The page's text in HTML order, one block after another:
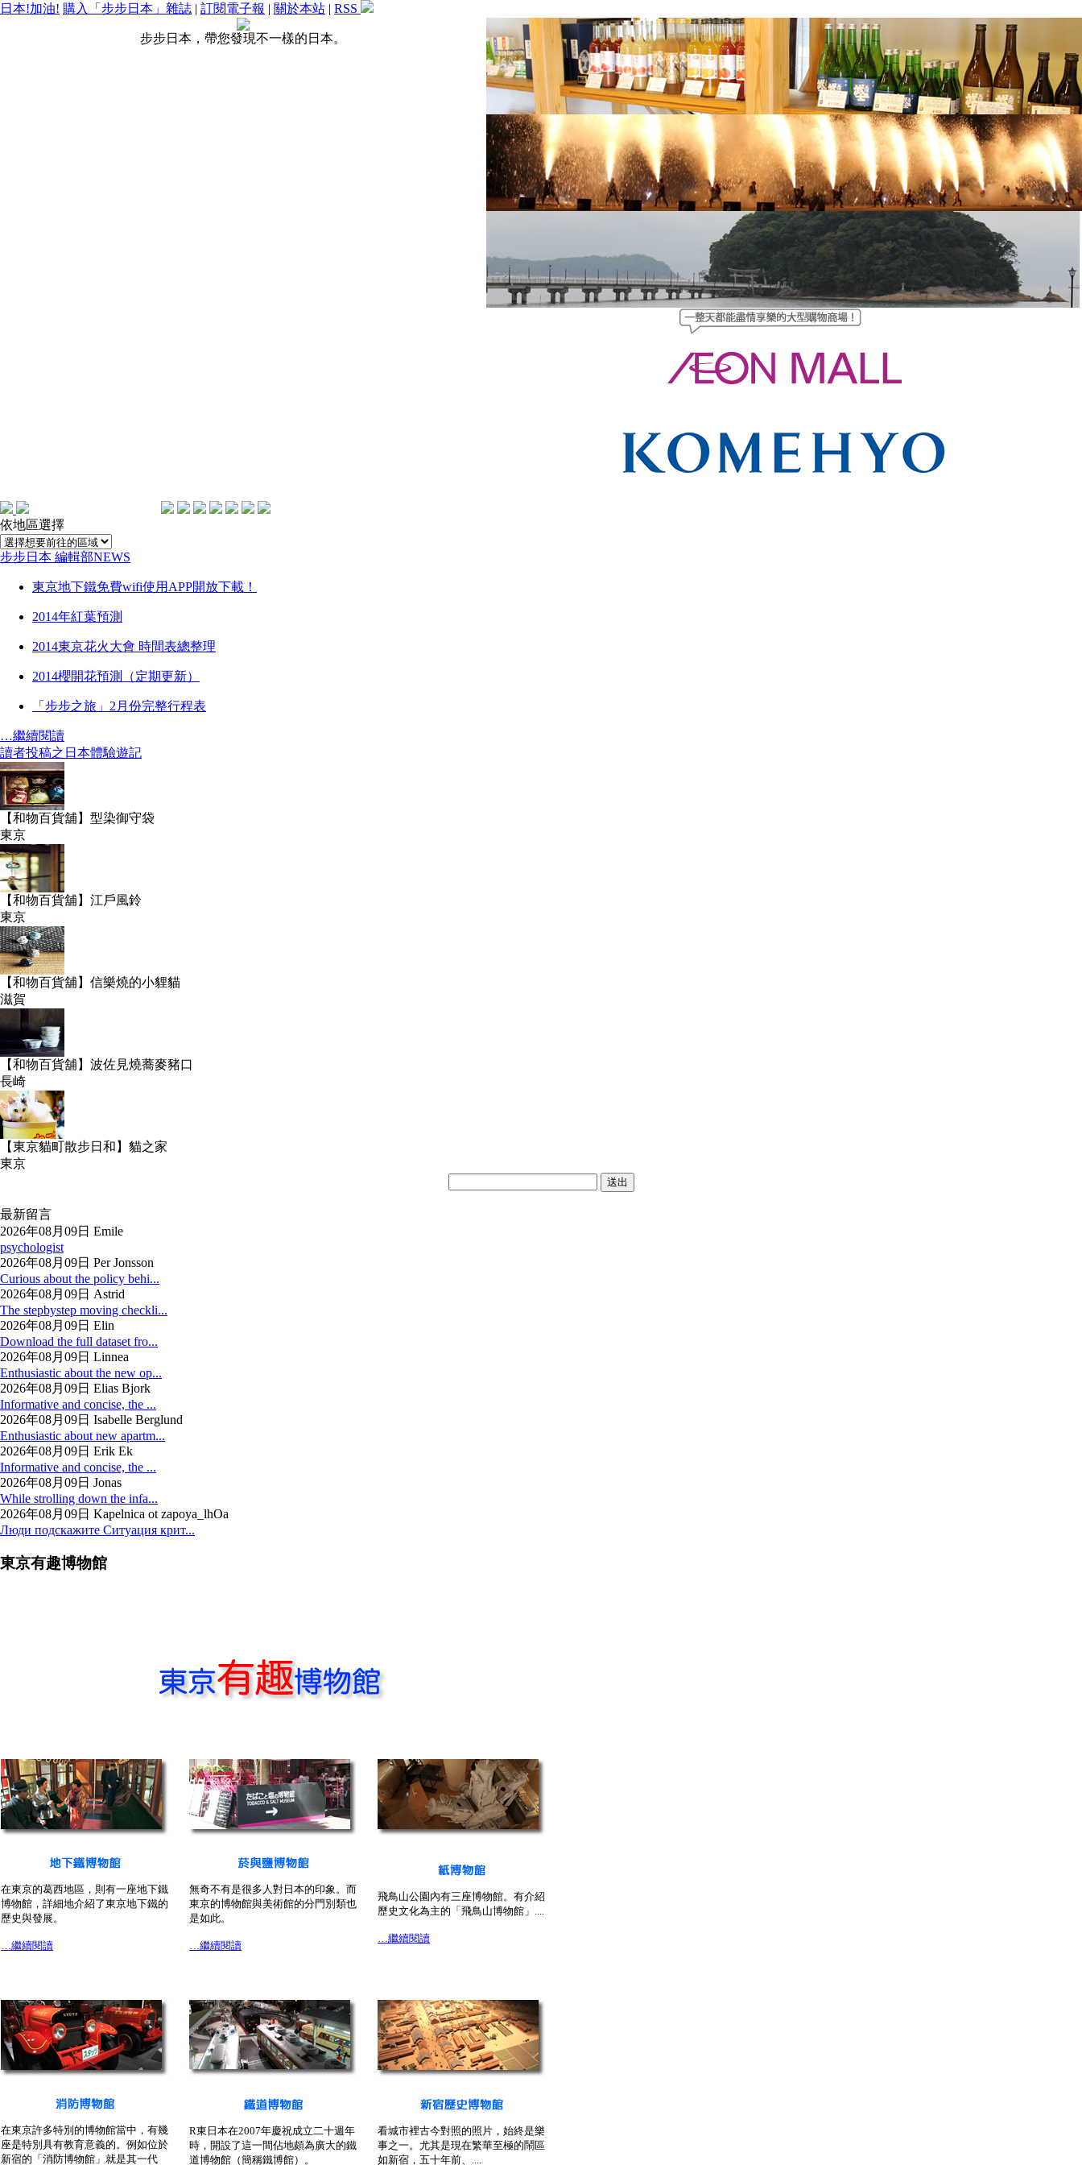
日本!加油! 購入「步步日本」雜誌 | 訂閱電子報 | 關於本站 | RSS
步步日本，帶您發現不一樣的日本。
依地區選擇
步步日本 編輯部NEWS
東京地下鐵免費wifi使用APP開放下載！
2014年紅葉預測
2014東京花火大會 時間表總整理
2014櫻開花預測（定期更新）
「步步之旅」2月份完整行程表
…繼續閱讀
讀者投稿之日本體驗遊記
【和物百貨舖】型染御守袋
東京
【和物百貨舖】江戶風鈴
東京
【和物百貨舖】信樂燒的小貍貓
滋賀
【和物百貨舖】波佐見燒蕎麥豬口
長崎
【東京貓町散步日和】貓之家
東京
最新留言
2026年08月09日 Emile
psychologist
2026年08月09日 Per Jonsson
Curious about the policy behi...
2026年08月09日 Astrid
The stepbystep moving checkli...
2026年08月09日 Elin
Download the full dataset fro...
2026年08月09日 Linnea
Enthusiastic about the new op...
2026年08月09日 Elias Bjork
Informative and concise, the ...
2026年08月09日 Isabelle Berglund
Enthusiastic about new apartm...
2026年08月09日 Erik Ek
Informative and concise, the ...
2026年08月09日 Jonas
While strolling down the infa...
2026年08月09日 Kapelnica ot zapoya_lhOa
Люди подскажите Ситуация крит...
東京有趣博物館
在東京的葛西地區，則有一座地下鐵
博物館，詳細地介紹了東京地下鐵的
歷史與發展。
…繼續閱讀
無奇不有是很多人對日本的印象。而
東京的博物館與美術館的分門別類也
是如此。
…繼續閱讀
飛鳥山公園內有三座博物館。有介紹
歷史文化為主的「飛鳥山博物館」....
…繼續閱讀
在東京許多特別的博物館當中，有幾
座是特別具有教育意義的。例如位於
新宿的「消防博物館」就是其一代
R東日本在2007年慶祝成立二十週年
時，開設了這一間佔地頗為廣大的鐵
道博物館（簡稱鐵博館）。
看城市裡古今對照的照片，始終是樂
事之一。尤其是現在繁華至極的鬧區
如新宿，五十年前、....